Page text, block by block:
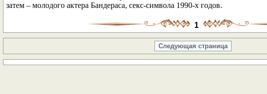
затем – молодого актера Бандераса, секс-символа 1990-х годов.
1
Следующая страница